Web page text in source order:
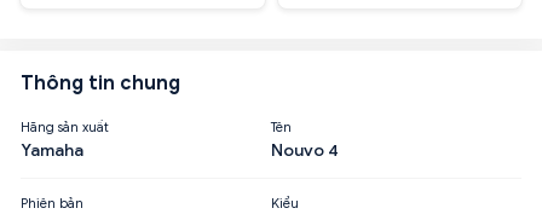
Thông tin chung
Hãng sản xuất
Yamaha
Tên
Nouvo 4
Phiên bản Kiểu